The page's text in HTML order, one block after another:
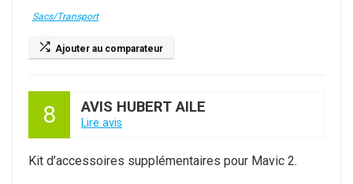
Sacs/Transport
Ajouter au comparateur
8 AVIS HUBERT AILE
Lire avis
Kit d’accessoires supplémentaires pour Mavic 2.